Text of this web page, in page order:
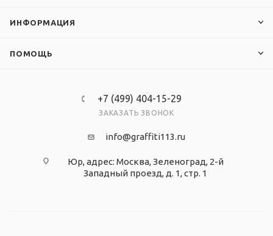
ИНФОРМАЦИЯ
ПОМОЩЬ
+7 (499) 404-15-29
ЗАКАЗАТЬ ЗВОНОК
info@graffiti113.ru
Юр, адрес: Москва, Зеленоград, 2-й
Западный проезд, д. 1, стр. 1